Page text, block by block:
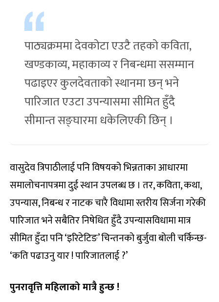
पाठ्यक्रममा देवकोटा एउटै तहको कविता,
खण्डकाव्य, महाकाव्य र निबन्धमा ससम्मान
पढाइएर कुलदेवताको स्थानमा छन् भने
पारिजात एउटा उपन्यासमा सीमित हुँदै
सीमान्त सङ्घारमा धकेलिएकी छिन् ।
वासुदेव त्रिपाठीलाई पनि विषयको भिन्नताका आधारमा
समालोचनापत्रमा दुई स्थान उपलब्ध छ । तर, कविता, कथा,
उपन्यास, निबन्ध र नाटक चारै विधामा स्तरीय सिर्जना गरेकी
पारिजात भने सबैतिर निषेधित हुँदै उपन्यासविधामा मात्र
सीमित हुँदा पनि ‘इरिटेटिङ’ चिन्तनको बुर्जुवा बोली चर्किन्छ-
‘कति पढाउनु यार ! पारिजातलाई ?’
पुनरावृत्ति महिलाको मात्रै हुन्छ !